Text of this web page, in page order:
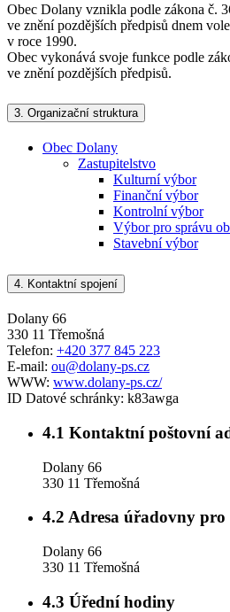
Obec Dolany vznikla podle zákona č.
ve znění pozdějších předpisů dnem
v roce 1990.
Obec vykonává svoje funkce podle
ve znění pozdějších předpisů.
3. Organizační struktura
Obec Dolany
Zastupitelstvo
Kulturní výbor
Finanční výbor
Kontrolní výbor
Výbor pro správu
Stavební výbor
4. Kontaktní spojení
Dolany 66
330 11 Třemošná
Telefon: +420 377 845 223
E-mail: ou@dolany-ps.cz
WWW: www.dolany-ps.cz/
ID Datové schránky: k83awga
4.1 Kontaktní poštovní
Dolany 66
330 11 Třemošná
4.2 Adresa úřadovny pro
Dolany 66
330 11 Třemošná
4.3 Úřední hodiny